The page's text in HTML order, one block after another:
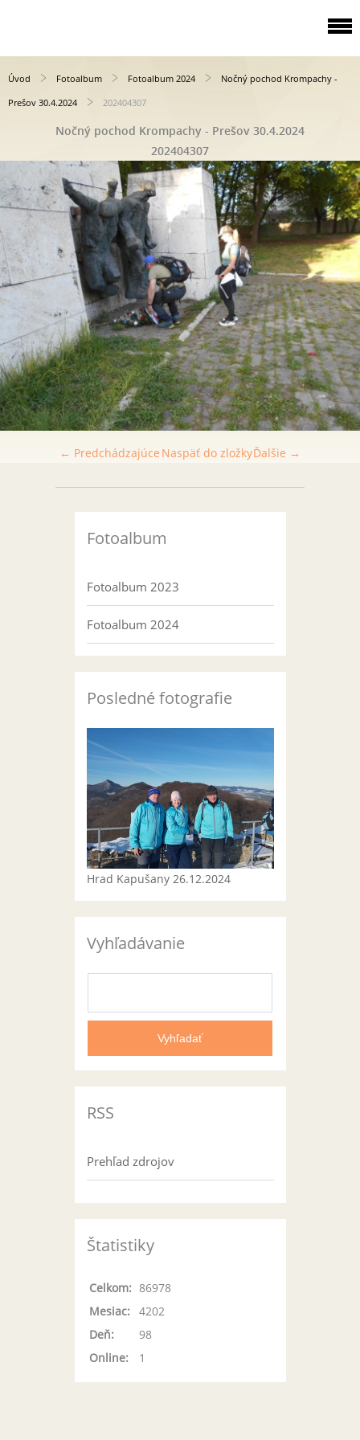
Úvod Fotoalbum Fotoalbum 2024
Nočný pochod Krompachy -
Prešov 30.4.2024
202404307
Nočný pochod Krompachy - Prešov 30.4.2024
202404307
← Predchádzajúce Ďalšie →
Naspäť do zložky
Fotoalbum
Fotoalbum 2023
Fotoalbum 2024
Posledné fotografie
Hrad Kapušany 26.12.2024
Vyhľadávanie
RSS
Prehľad zdrojov
Štatistiky
Online: 1
Celkom: 86978
Mesiac:
4202
Deň:
98